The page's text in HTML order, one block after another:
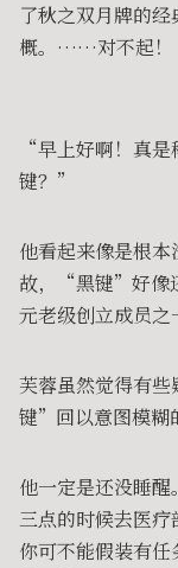
了秋之双月牌的
概。……对不起！
“早上好啊！真
键？”
他看起来像是根
故，“黑键”好像
元老级创立成员
芙蓉虽然觉得有
键”回以意图模糊
他一定是还没睡
三点的时候去医
你可不能假装有